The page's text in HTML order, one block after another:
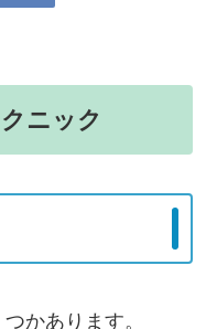
ニック
かあります。